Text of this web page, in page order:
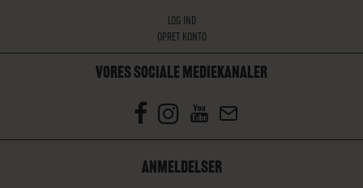
LOG IND
OPRET KONTO
VORES SOCIALE MEDIEKANALER
ANMELDELSER